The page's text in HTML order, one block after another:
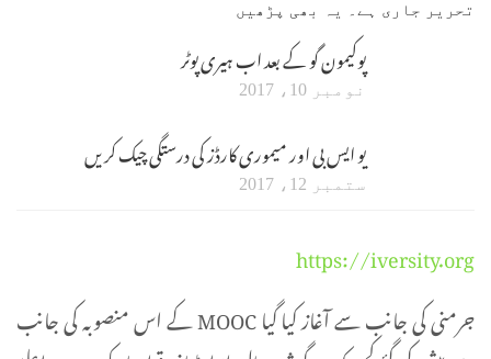
تحریر جاری ہے۔ یہ بھی پڑھیں
پوکیمون گو کے بعد اب ہیری پوٹر
نومبر 10، 2017
یو ایس بی اور میموری کارڈز کی درستگی چیک کریں
ستمبر 12، 2017
https://iversity.org
جرمنی کی جانب سے آغاز کیا گیا MOOC کے اس منصوبہ کی جانب